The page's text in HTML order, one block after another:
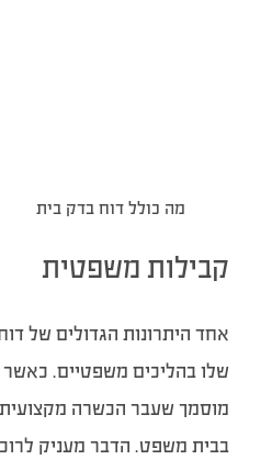
מה כולל דוח בדק בית
קבילות משפטית
אחד היתרונות הגדולים של
שלו בהליכים משפטיים. כאשר
מוסמך שעבר הכשרה
בבית משפט. הדבר מעניק